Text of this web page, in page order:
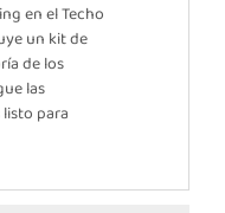
en el Techo
un kit de
de los
las
para